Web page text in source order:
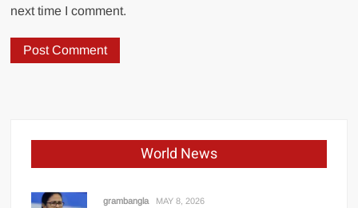
next time I comment.
World News
grambangla MAY 8, 2026